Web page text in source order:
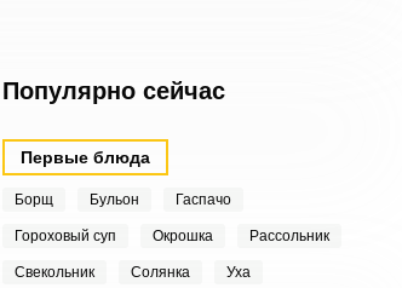
Популярно сейчас
Первые блюда
Борщ Бульон Гаспачо
Гороховый суп Окрошка Рассольник
Свекольник Солянка Уха